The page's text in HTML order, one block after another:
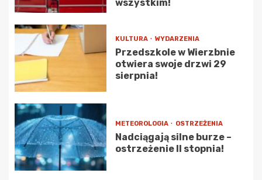
wszystkim!
KULTURA WYDARZENIA
Przedszkole w Wierzbnie
otwiera swoje drzwi 29
sierpnia!
METEOROLOGIA OSTRZEŻENIA
Nadciągają silne burze –
ostrzeżenie II stopnia!